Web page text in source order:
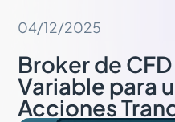
04/12/2025
Broker de
Variable para
Acciones